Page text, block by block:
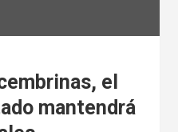
el
mantendrá